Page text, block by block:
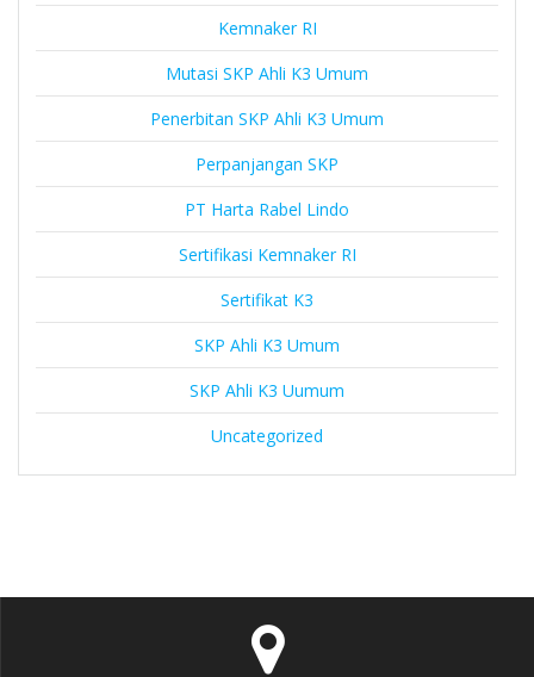
Kemnaker RI
Mutasi SKP Ahli K3 Umum
Penerbitan SKP Ahli K3 Umum
Perpanjangan SKP
PT Harta Rabel Lindo
Sertifikasi Kemnaker RI
Sertifikat K3
SKP Ahli K3 Umum
SKP Ahli K3 Uumum
Uncategorized